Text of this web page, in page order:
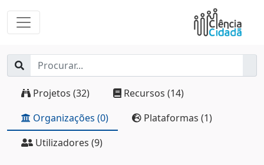
Projetos (32)
Recursos (14)
Organizações (0)
Plataformas (1)
Utilizadores (9)